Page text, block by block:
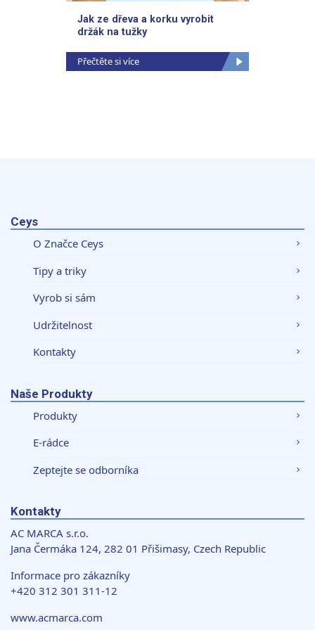
Jak ze dřeva a korku vyrobit
držák na tužky
Přečtěte si více
Ceys
O Značce Ceys
Tipy a triky
Vyrob si sám
Udržitelnost
Kontakty
Naše Produkty
Produkty
E-rádce
Zeptejte se odborníka
Kontakty
AC MARCA s.r.o.
Jana Čermáka 124, 282 01 Přišimasy, Czech Republic
Informace pro zákazníky
+420 312 301 311-12
www.acmarca.com